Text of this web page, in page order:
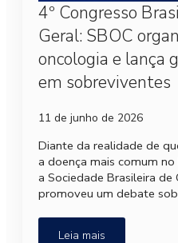
4º Congresso
Geral: SBOC
oncologia e lança
em sobreviventes
11 de junho de 2026
Diante da realidade de
a doença mais comum
a Sociedade Brasileira de
promoveu um debate
Leia mais